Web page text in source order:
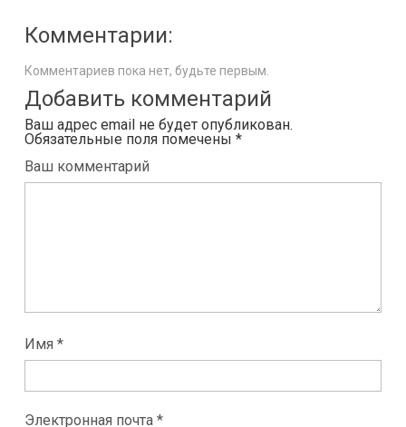
Комментарии:
Комментариев пока нет, будьте первым.
Добавить комментарий
Ваш адрес email не будет опубликован.
Обязательные поля помечены *
Ваш комментарий
Имя *
Электронная почта *